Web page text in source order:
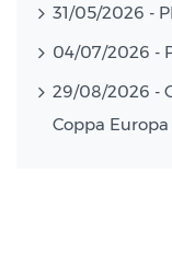
31/05/2026 -
04/07/2026 -
29/08/2026 -
Coppa Europa